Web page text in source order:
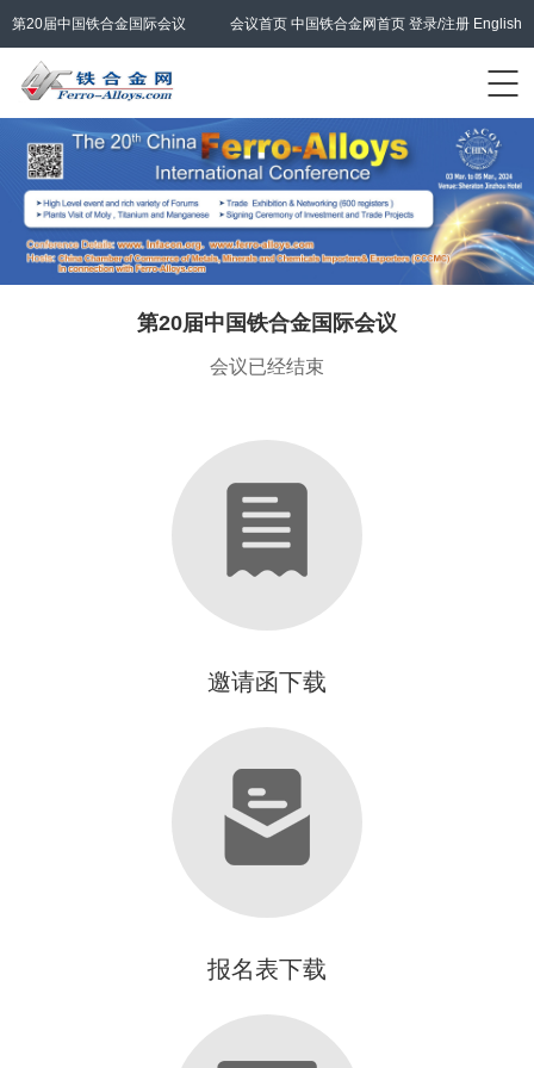
第20届中国铁合金国际会议 会议首页 中国铁合金网首页 登录/注册 English
第20届中国铁合金国际会议
会议已经结束
邀请函下载
报名表下载